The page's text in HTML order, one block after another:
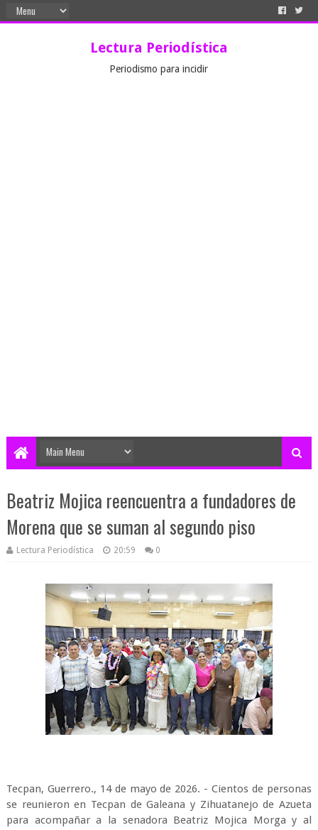
Lectura Periodística
Periodismo para incidir
Beatriz Mojica reencuentra a fundadores de
Morena que se suman al segundo piso
Lectura Periodística 20:59 0
Tecpan, Guerrero., 14 de mayo de 2026. - Cientos de personas
se reunieron en Tecpan de Galeana y Zihuatanejo de Azueta
para acompañar a la senadora Beatriz Mojica Morga y al